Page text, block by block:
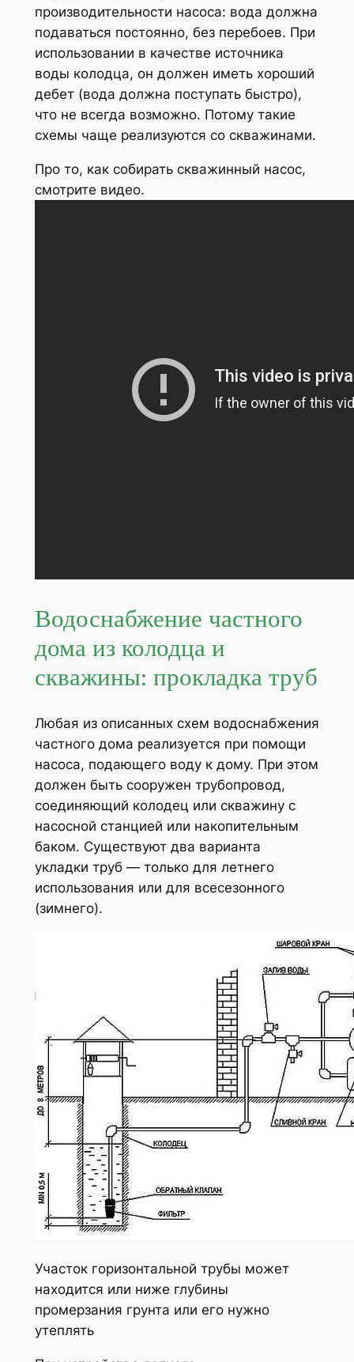
производительности насоса: вода должна
подаваться постоянно, без перебоев. При
использовании в качестве источника
воды колодца, он должен иметь хороший
дебет (вода должна поступать быстро),
что не всегда возможно. Потому такие
схемы чаще реализуются со скважинами.
Про то, как собирать скважинный насос,
смотрите видео.
Водоснабжение частного
дома из колодца и
скважины: прокладка труб
Любая из описанных схем водоснабжения
частного дома реализуется при помощи
насоса, подающего воду к дому. При этом
должен быть сооружен трубопровод,
соединяющий колодец или скважину с
насосной станцией или накопительным
баком. Существуют два варианта
укладки труб — только для летнего
использования или для всесезонного
(зимнего).
Участок горизонтальной трубы может
находится или ниже глубины
промерзания грунта или его нужно
утеплять